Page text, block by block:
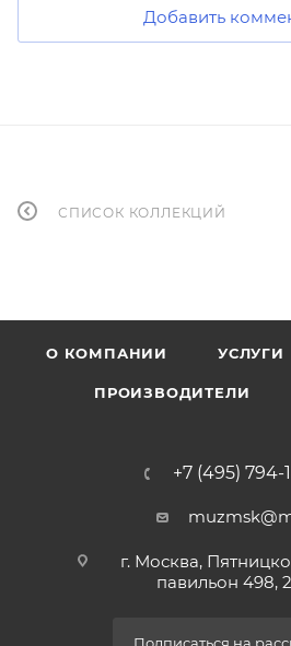
Добавить
СПИСОК КОЛЛЕКЦИЙ
О КОМПАНИИ УСЛУГИ
ПРОИЗВОДИТЕЛИ
+7 (495) 794-
г. Москва,
павильон 498,